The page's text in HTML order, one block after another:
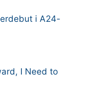
i A24-
I Need to